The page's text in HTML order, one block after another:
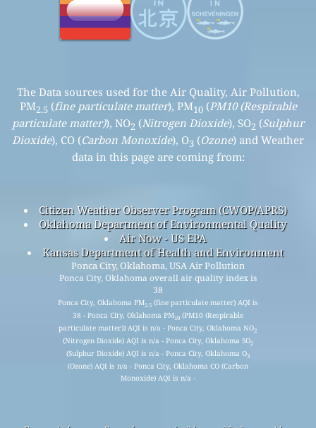
The Data sources used for the Air Quality, Air Pollution,
PM2.5 (fine particulate matter), PM10(PM10 (Respirable
particulate matter)), NO2 (Nitrogen Dioxide), SO2 (Sulphur
Dioxide), CO (Carbon Monoxide), O3 (Ozone) and Weather
data in this page are coming from:
Citizen Weather Observer Program (CWOP/APRS)
Oklahoma Department of Environmental Quality
Air Now - US EPA
Kansas Department of Health and Environment
Ponca City, Oklahoma, USA Air Pollution
Ponca City, Oklahoma overall air quality index is
38
Ponca City, Oklahoma PM2.5(fine particulate matter) AQI is
38 - Ponca City, Oklahoma PM10(PM10 (Respirable
particulate matter)) AQI is n/a - Ponca City, Oklahoma NO2
(Nitrogen Dioxide) AQI is n/a - Ponca City, Oklahoma SO2
(Sulphur Dioxide) AQI is n/a - Ponca City, Oklahoma O3
(Ozone) AQI is n/a - Ponca City, Oklahoma CO (Carbon
Monoxide) AQI is n/a -